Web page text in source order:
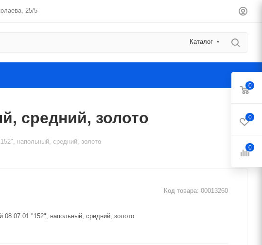
25/5
Каталог
средний, золото
напольный, средний, золото
Код товара: 00013260
08.07.01 "152", напольный, средний, золото
0
0
0